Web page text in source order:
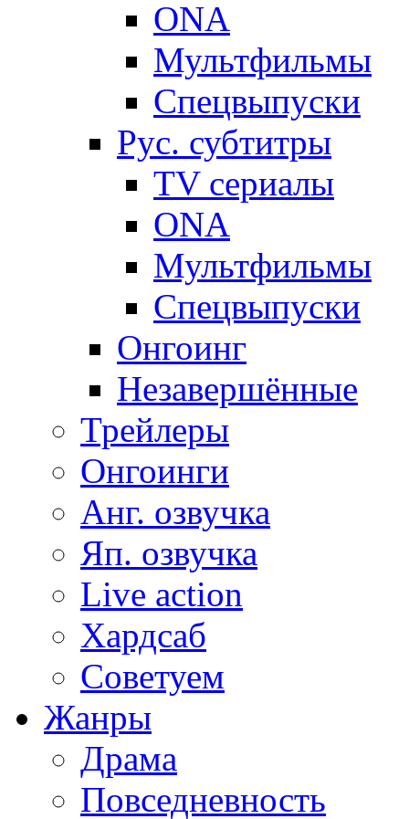
ONA
Мультфильмы
Спецвыпуски
Рус. субтитры
TV сериалы
ONA
Мультфильмы
Спецвыпуски
Онгоинг
Незавершённые
Трейлеры
Онгоинги
Анг. озвучка
Яп. озвучка
Live action
Хардсаб
Советуем
Жанры
Драма
Повседневность